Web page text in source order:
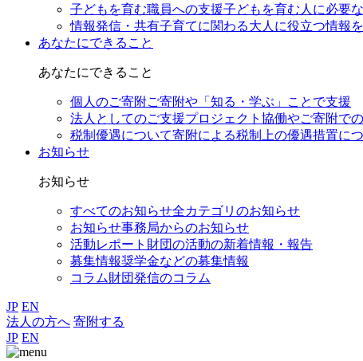
子どもを育む職員への支援子どもを育む人に必要
情報発信・共有子育てに関わる大人に役立つ情報
あなたにできること
あなたにできること
個人のご寄附ご寄附や「知る・学ぶ」ことで支援
法人としてのご支援プロジェクト協働やご寄附で
税制優遇について寄附による税制上の優遇措置に
お知らせ
お知らせ
すべてのお知らせ全カテゴリのお知らせ
お知らせ事務局からのお知らせ
活動レポート 財団の活動の新着情報・報告
募集情報奨学金などの募集情報
コラム財団発信のコラム
JP EN
法人の方へ 寄附する
JP EN